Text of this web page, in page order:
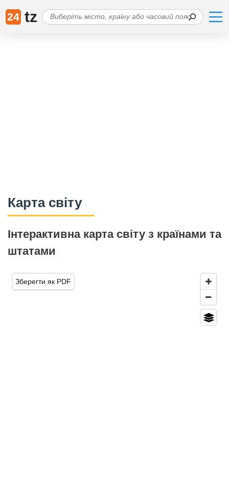
24 tz
Карта світу
Інтерактивна карта світу з країнами та
штатами
Зберегти як PDF